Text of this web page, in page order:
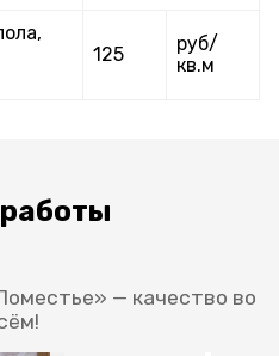
125
руб/
кв.м
— качество во